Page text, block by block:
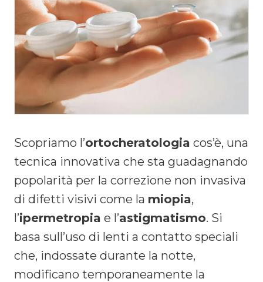
Scopriamo l’ortocheratologia cos’è, una
tecnica innovativa che sta guadagnando
popolarità per la correzione non invasiva
di difetti visivi come la miopia,
l’ipermetropia e l’astigmatismo. Si
basa sull’uso di lenti a contatto speciali
che, indossate durante la notte,
modificano temporaneamente la